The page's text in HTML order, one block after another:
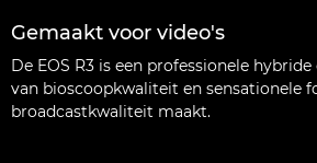
Gemaakt voor video's
De EOS R3 is een professionele
van bioscoopkwaliteit en sensationele
broadcastkwaliteit maakt.